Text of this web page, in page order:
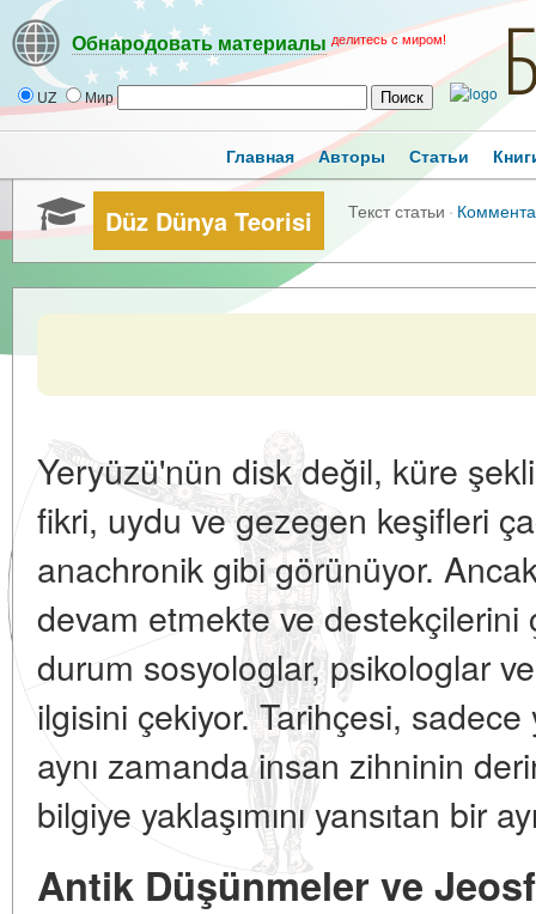
Обнародовать материалы делитесь с миром!
UZ Мир
Главная Авторы Статьи
Düz Dünya Teorisi Текст статьи ·
Yeryüzü'nün disk değil, küre
fikri, uydu ve gezegen keşifleri
anachronik gibi görünüyor.
devam etmekte ve destekçilerini
durum sosyologlar, psikologlar
ilgisini çekiyor. Tarihçesi, sadece
aynı zamanda insan zihninin
bilgiye yaklaşımını yansıtan bir
Antik Düşünmeler ve